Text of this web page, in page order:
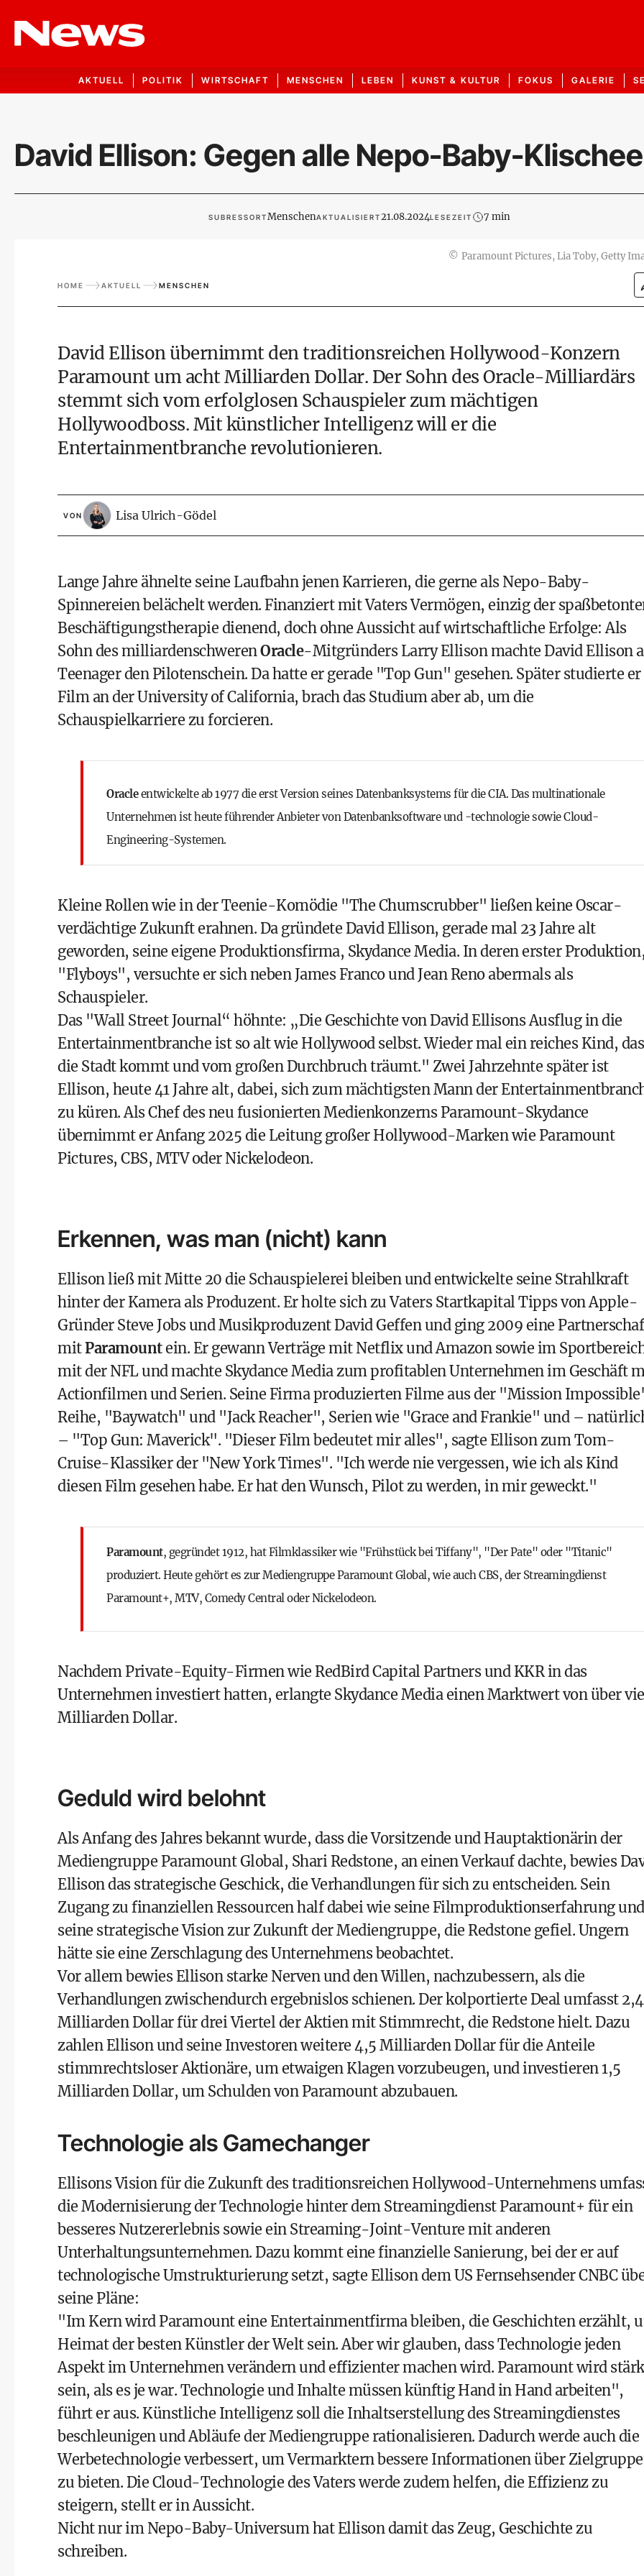
AKTUELL POLITIK WIRTSCHAFT MENSCHEN LEBEN KUNST & KULTUR FOKUS GALERIE
David Ellison: Gegen alle Nepo-Baby-
SUBRESSORTMenschenAKTUALISIERT21.08.2024LESEZEIT 7 min
© Paramount Pictures, Lia Toby, Getty
HOME AKTUELL MENSCHEN
David Ellison übernimmt den traditionsreichen Hollywood-Konzern
Paramount um acht Milliarden Dollar. Der Sohn des Oracle-Milliardärs
stemmt sich vom erfolglosen Schauspieler zum mächtigen
Hollywoodboss. Mitkünstlicher Intelligenzwill er die
Entertainmentbranche revolutionieren.
VON Lisa Ulrich-Gödel
Lange Jahre ähnelte seine Laufbahn jenen Karrieren, die gerne als Nepo-Baby-
Spinnereien belächelt werden. Finanziert mit Vaters Vermögen, einzig der
Beschäftigungstherapie dienend, doch ohne Aussicht auf wirtschaftliche Erfolge: Als
Sohn des milliardenschwerenOracle-Mitgründers Larry Ellison machte David Ellison
Teenager den Pilotenschein. Da hatte er gerade "Top Gun" gesehen. Später studierte er
Film an der University of California, brach das Studium aber ab, um die
Schauspielkarriere zu forcieren.
Oracleentwickelte ab 1977 die erst Version seines Datenbanksystems für die CIA. Das multinationale
Unternehmen ist heute führender Anbieter von Datenbanksoftware und -technologie sowie Cloud-
Engineering-Systemen.
Kleine Rollen wie in der Teenie-Komödie "The Chumscrubber" ließen keine Oscar-
verdächtige Zukunft erahnen. Da gründete David Ellison, gerade mal 23 Jahre alt
geworden, seine eigene Produktionsfirma, Skydance Media. In deren erster
"Flyboys", versuchte er sich neben James Franco und Jean Reno abermals als
Schauspieler.
Das "Wall Street Journal“ höhnte: „Die Geschichte von David Ellisons Ausflug in die
Entertainmentbranche ist so alt wie Hollywood selbst. Wieder mal ein reiches Kind,
die Stadt kommt und vom großen Durchbruch träumt." Zwei Jahrzehnte später ist
Ellison, heute 41 Jahre alt, dabei, sich zum mächtigsten Mann der
zu küren. Als Chef des neu fusionierten Medienkonzerns Paramount-Skydance
übernimmt er Anfang 2025 die Leitung großer Hollywood-Marken wie Paramount
Pictures, CBS, MTV oder Nickelodeon.
Erkennen, was man (nicht) kann
Ellison ließ mit Mitte 20 die Schauspielerei bleiben und entwickelte seine Strahlkraft
hinter der Kamera als Produzent. Er holte sich zu Vaters Startkapital Tipps von Apple-
Gründer Steve Jobs und Musikproduzent David Geffen und ging 2009 eine
mitParamountein. Er gewann Verträge mit Netflix und Amazon sowie im
mit der NFL und machte Skydance Media zum profitablen Unternehmen im Geschäft
Actionfilmen und Serien. Seine Firma produzierten Filme aus der "Mission
Reihe, "Baywatch" und "Jack Reacher", Serien wie "Grace and Frankie" und –
– "Top Gun: Maverick". "Dieser Film bedeutet mir alles", sagte Ellison zum Tom-
Cruise-Klassiker der "New York Times". "Ich werde nie vergessen, wie ich als Kind
diesen Film gesehen habe. Er hat den Wunsch, Pilot zu werden, in mir geweckt."
Paramount, gegründet 1912, hat Filmklassiker wie "Frühstück bei Tiffany", "Der Pate" oder "Titanic"
produziert. Heute gehört es zur Mediengruppe Paramount Global, wie auch CBS, der Streamingdienst
Paramount+, MTV, Comedy Central oder Nickelodeon.
Nachdem Private-Equity-Firmen wie RedBird Capital Partners und KKR in das
Unternehmen investiert hatten, erlangte Skydance Media einen Marktwert von über
Milliarden Dollar.
Geduld wird belohnt
Als Anfang des Jahres bekannt wurde, dass die Vorsitzende und Hauptaktionärin der
Mediengruppe Paramount Global, Shari Redstone, an einen Verkauf dachte, bewies
Ellison das strategische Geschick, die Verhandlungen für sich zu entscheiden. Sein
Zugang zu finanziellen Ressourcen half dabei wie seine Filmproduktionserfahrung und
seine strategische Vision zur Zukunft der Mediengruppe, die Redstone gefiel. Ungern
hätte sie eine Zerschlagung des Unternehmens beobachtet.
Vor allem bewies Ellison starke Nerven und den Willen, nachzubessern, als die
Verhandlungen zwischendurch ergebnislos schienen. Der kolportierte Deal umfasst 2,4
Milliarden Dollar für drei Viertel der Aktien mit Stimmrecht, die Redstone hielt. Dazu
zahlen Ellison und seine Investoren weitere 4,5 Milliarden Dollar für die Anteile
stimmrechtsloser Aktionäre, um etwaigen Klagen vorzubeugen, und investieren 1,5
Milliarden Dollar, um Schulden von Paramount abzubauen.
Technologie als Gamechanger
Ellisons Vision für die Zukunft des traditionsreichen Hollywood-Unternehmens
die Modernisierung der Technologie hinter dem Streamingdienst Paramount+ für ein
besseres Nutzererlebnis sowie ein Streaming-Joint-Venture mit anderen
Unterhaltungsunternehmen. Dazu kommt eine finanzielle Sanierung, bei der er auf
technologische Umstrukturierung setzt, sagte Ellison dem US Fernsehsender CNBC
seine Pläne:
"Im Kern wird Paramount eine Entertainmentfirma bleiben, die Geschichten erzählt,
Heimat der besten Künstler der Welt sein. Aber wir glauben, dass Technologie jeden
Aspekt im Unternehmen verändern und effizienter machen wird. Paramount wird
sein, als es je war. Technologie und Inhalte müssen künftig Hand in Hand arbeiten",
führt er aus. Künstliche Intelligenz soll die Inhaltserstellung des Streamingdienstes
beschleunigen und Abläufe der Mediengruppe rationalisieren. Dadurch werde auch die
Werbetechnologie verbessert, um Vermarktern bessere Informationen über
zu bieten. Die Cloud-Technologie des Vaters werde zudem helfen, die Effizienz zu
steigern, stellt er in Aussicht.
Nicht nur im Nepo-Baby-Universum hat Ellison damit das Zeug, Geschichte zu
schreiben.